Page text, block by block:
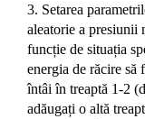
3. Setarea
aleatorie a presiunii
funcție de situația
energia de răcire să
întâi în treaptă 1-2
adăugați o altă